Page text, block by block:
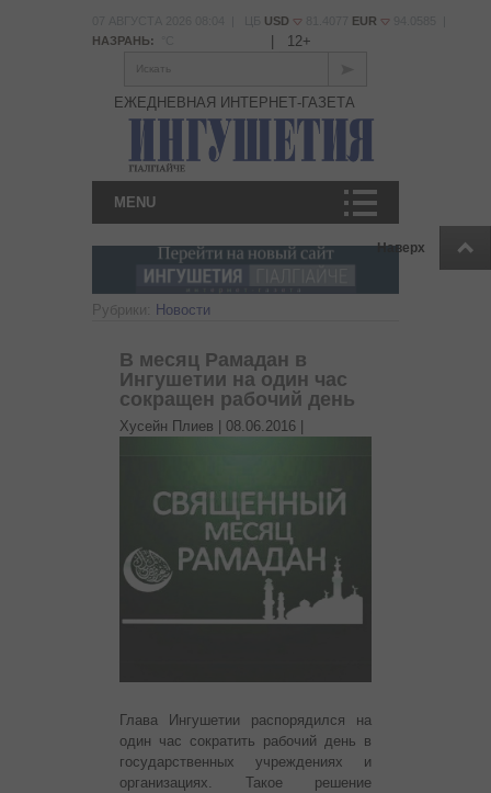
Наверх
USD EUR
НАЗРАНЬ:
12+
Искать
ЕЖЕДНЕВНАЯ ИНТЕРНЕТ-ГАЗЕТА
MENU
Рубрики: Новости
В месяц Рамадан в
Ингушетии на один час
сокращен рабочий день
Хусейн Плиев | 08.06.2016
Глава Ингушетии распорядился на
один час сократить рабочий день в
государственных учреждениях и
организациях. Такое решение